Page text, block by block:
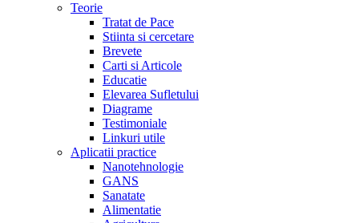
Teorie
Tratat de Pace
Stiinta si cercetare
Brevete
Carti si Articole
Educatie
Elevarea Sufletului
Diagrame
Testimoniale
Linkuri utile
Aplicatii practice
Nanotehnologie
GANS
Sanatate
Alimentatie